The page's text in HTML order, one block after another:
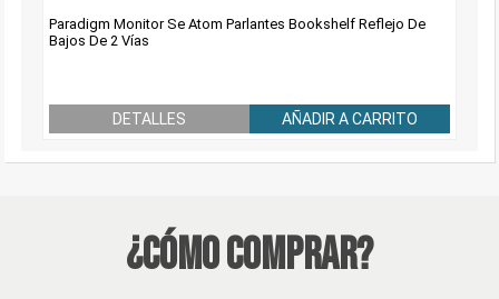
Paradigm Monitor Se Atom Parlantes Bookshelf Reflejo De
Bajos De 2 Vías
DETALLES AÑADIR A CARRITO
¿Cómo Comprar?